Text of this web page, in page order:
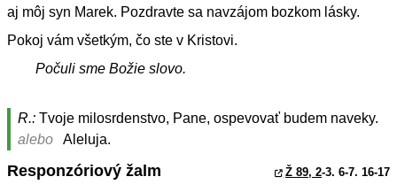
aj môj syn Marek. Pozdravte sa navzájom bozkom lásky.
Pokoj vám všetkým, čo ste v Kristovi.
Počuli sme Božie slovo.
R.: Tvoje milosrdenstvo, Pane, ospevovať budem naveky.
alebo
Aleluja.
Responzóriový žalm Ž 89, 2-3. 6-7. 16-17